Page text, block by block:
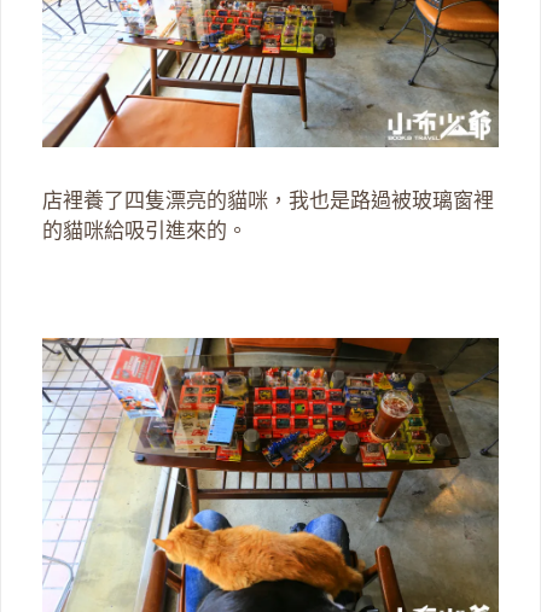
店裡養了四隻漂亮的貓咪，我也是路過被玻璃窗裡
的貓咪給吸引進來的。